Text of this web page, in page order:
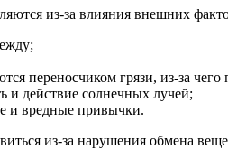
из-за влияния внешних
переносчиком грязи, из-за чего
действие солнечных лучей;
и вредные привычки.
из-за нарушения обмена